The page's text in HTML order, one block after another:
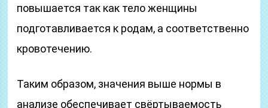
повышается так как тело женщины
подготавливается к родам, а соответственно
кровотечению.
Таким образом, значения выше нормы в
анализе обеспечивает свёртываемость